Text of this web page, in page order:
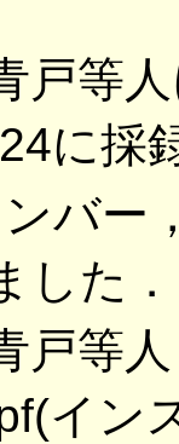
戸等
に採
バー
した．
戸等
イン